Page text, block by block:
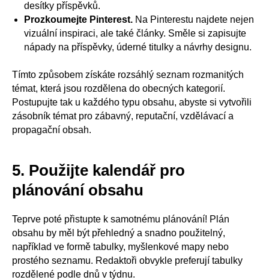
desítky příspěvků.
Prozkoumejte Pinterest. Na Pinterestu najdete nejen
vizuální inspiraci, ale také články. Směle si zapisujte
nápady na příspěvky, úderné titulky a návrhy designu.
Tímto způsobem získáte rozsáhlý seznam rozmanitých
témat, která jsou rozdělena do obecných kategorií.
Postupujte tak u každého typu obsahu, abyste si vytvořili
zásobník témat pro zábavný, reputační, vzdělávací a
propagační obsah.
5. Použijte kalendář pro
plánování obsahu
Teprve poté přistupte k samotnému plánování! Plán
obsahu by měl být přehledný a snadno použitelný,
například ve formě tabulky, myšlenkové mapy nebo
prostého seznamu. Redaktoři obvykle preferují tabulky
rozdělené podle dnů v týdnu.